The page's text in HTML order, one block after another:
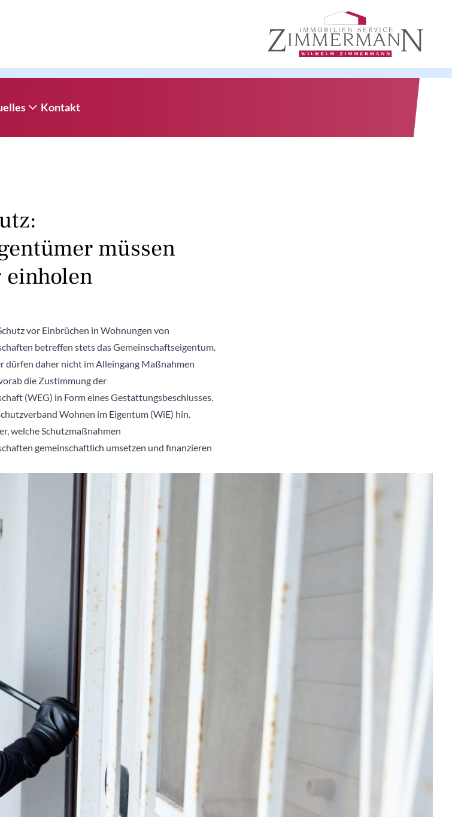
Kontakt
müssen
vor Einbrüchen in Wohnungen von
betreffen stets das Gemeinschaftseigentum.
dürfen daher nicht im Alleingang Maßnahmen
die Zustimmung der
(WEG) in Form eines Gestattungsbeschlusses.
Wohnen im Eigentum (WiE) hin.
welche Schutzmaßnahmen
gemeinschaftlich umsetzen und finanzieren